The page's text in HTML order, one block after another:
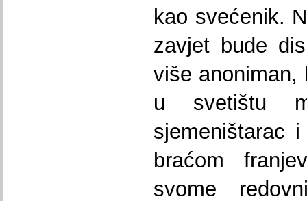
kao svećenik.
zavjet bude
više
u svetištu
sjemeništarac
braćom
svome